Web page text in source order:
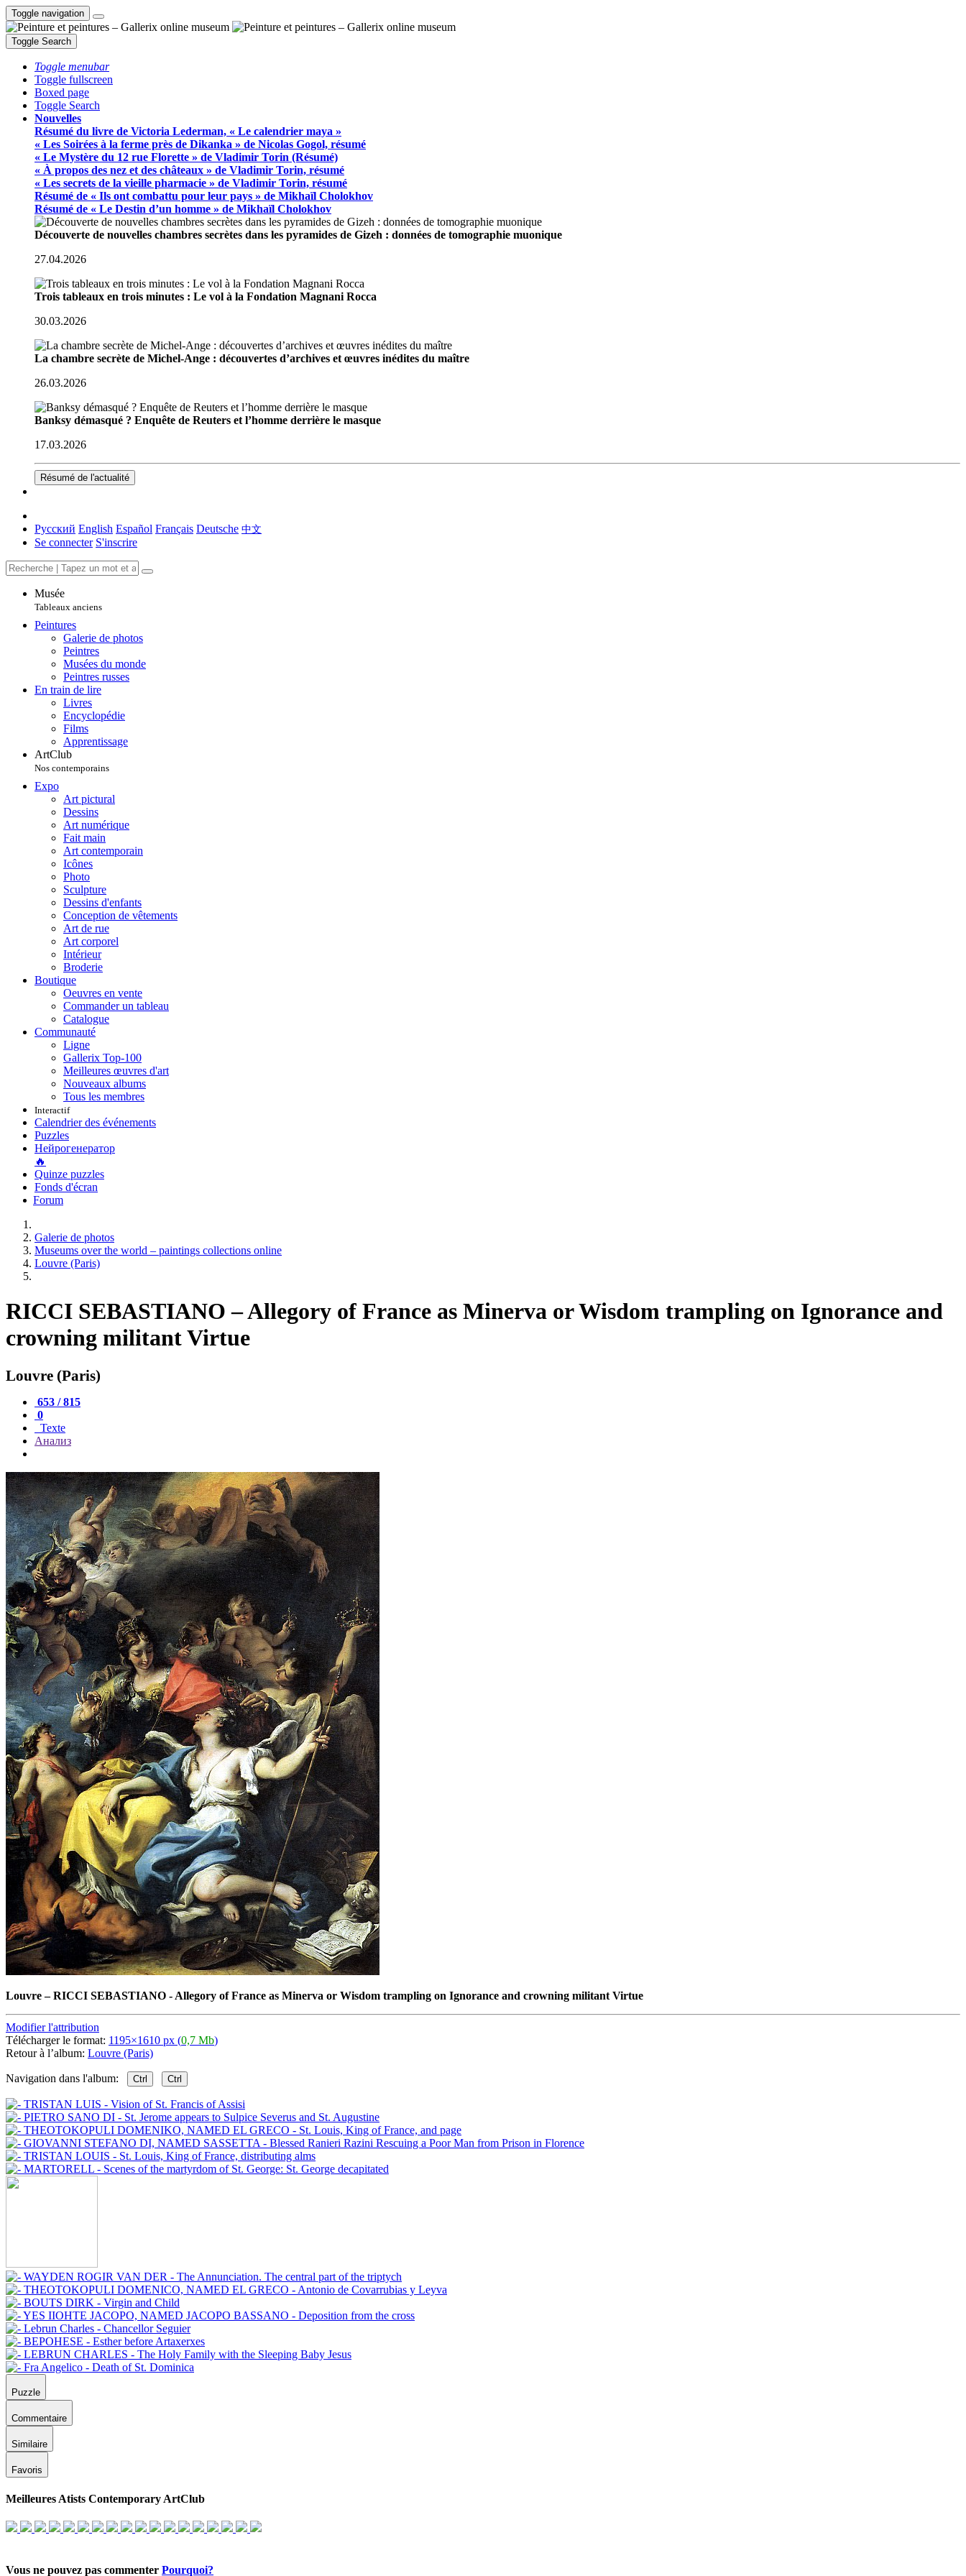
Toggle navigation
Toggle Search
Toggle menubar
Toggle fullscreen
Boxed page
Toggle Search
Nouvelles
Résumé du livre de Victoria Lederman, « Le calendrier maya »
« Les Soirées à la ferme près de Dikanka » de Nicolas Gogol, résumé
« Le Mystère du 12 rue Florette » de Vladimir Torin (Résumé)
« À propos des nez et des châteaux » de Vladimir Torin, résumé
« Les secrets de la vieille pharmacie » de Vladimir Torin, résumé
Résumé de « Ils ont combattu pour leur pays » de Mikhaïl Cholokhov
Résumé de « Le Destin d’un homme » de Mikhaïl Cholokhov
Découverte de nouvelles chambres secrètes dans les pyramides de Gizeh : données de tomographie muonique
27.04.2026
Trois tableaux en trois minutes : Le vol à la Fondation Magnani Rocca
30.03.2026
La chambre secrète de Michel-Ange : découvertes d’archives et œuvres inédites du maître
26.03.2026
Banksy démasqué ? Enquête de Reuters et l’homme derrière le masque
17.03.2026
Résumé de l'actualité
Русский English Español Français Deutsche 中文
Se connecter S'inscrire
Musée
Tableaux anciens
Peintures
Galerie de photos
Peintres
Musées du monde
Peintres russes
En train de lire
Livres
Encyclopédie
Films
Apprentissage
ArtClub
Nos contemporains
Expo
Art pictural
Dessins
Art numérique
Fait main
Art contemporain
Icônes
Photo
Sculpture
Dessins d'enfants
Conception de vêtements
Art de rue
Art corporel
Intérieur
Broderie
Boutique
Oeuvres en vente
Commander un tableau
Catalogue
Communauté
Ligne
Gallerix Top-100
Meilleures œuvres d'art
Nouveaux albums
Tous les membres
Interactif
Calendrier des événements
Puzzles
Нейрогенератор
🔥
Quinze puzzles
Fonds d'écran
Forum
Galerie de photos
Museums over the world – paintings collections online
Louvre (Paris)
RICCI SEBASTIANO – Allegory of France as Minerva or Wisdom trampling on Ignorance and
crowning militant Virtue
Louvre (Paris)
653 / 815
0
Texte
Анализ
Louvre–RICCI SEBASTIANO - Allegory of France as Minerva or Wisdom trampling on Ignorance and crowning militant Virtue
Modifier l'attribution
Télécharger le format: 1195×1610 px (0,7 Mb)
Retour à l’album: Louvre (Paris)
Navigation dans l'album: Ctrl Ctrl
Puzzle
Commentaire
Similaire
Favoris
Meilleures Atists Contemporary ArtClub
Vous ne pouvez pas commenter Pourquoi?